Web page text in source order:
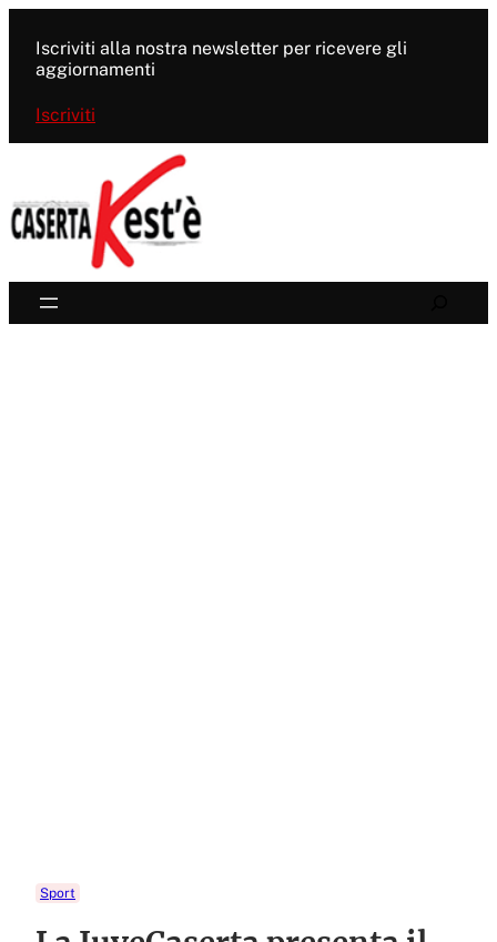
contenuto
Iscriviti alla nostra newsletter per ricevere gli
aggiornamenti
Iscriviti
Sport